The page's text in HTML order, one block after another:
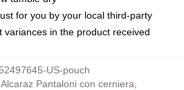
for you by your local third-party
variances in the product received
US-pouch
Pantaloni con cerniera